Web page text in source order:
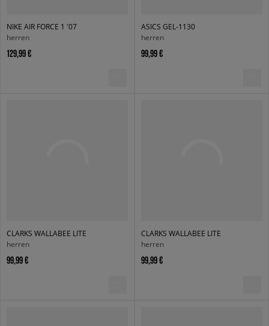
NIKE AIR FORCE 1 '07
herren
129,99 €
ASICS GEL-1130
herren
99,99 €
CLARKS WALLABEE LITE
herren
99,99 €
CLARKS WALLABEE LITE
herren
99,99 €